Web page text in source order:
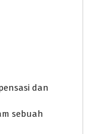
dan
sebuah